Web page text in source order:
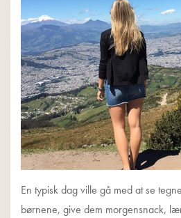
En typisk dag ville gå med at se
børnene, give dem morgensnack,